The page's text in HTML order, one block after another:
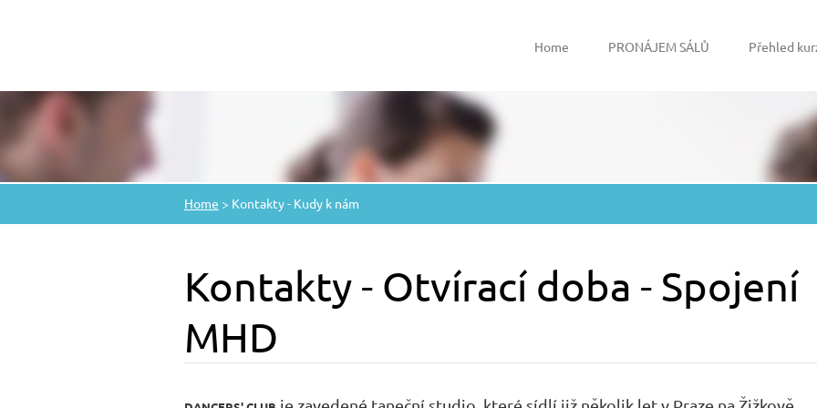
Home PRONÁJEM SÁLŮ Přehled
Home > Kontakty - Kudy k nám
Kontakty - Otvírací doba - Spojení
MHD